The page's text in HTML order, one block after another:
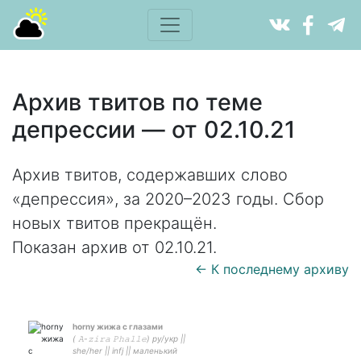
Архив твитов по теме
депрессии — от 02.10.21
Архив твитов, содержавших слово
«депрессия», за 2020–2023 годы. Сбор
новых твитов прекращён.
Показан архив от 02.10.21.
← К последнему архиву
horny жижа с глазами
( 𝙰-𝚣𝚒𝚛𝚊 𝙿𝚑𝚊𝚕𝚕𝚎) ру/укр ||
she/her || infj || маленький